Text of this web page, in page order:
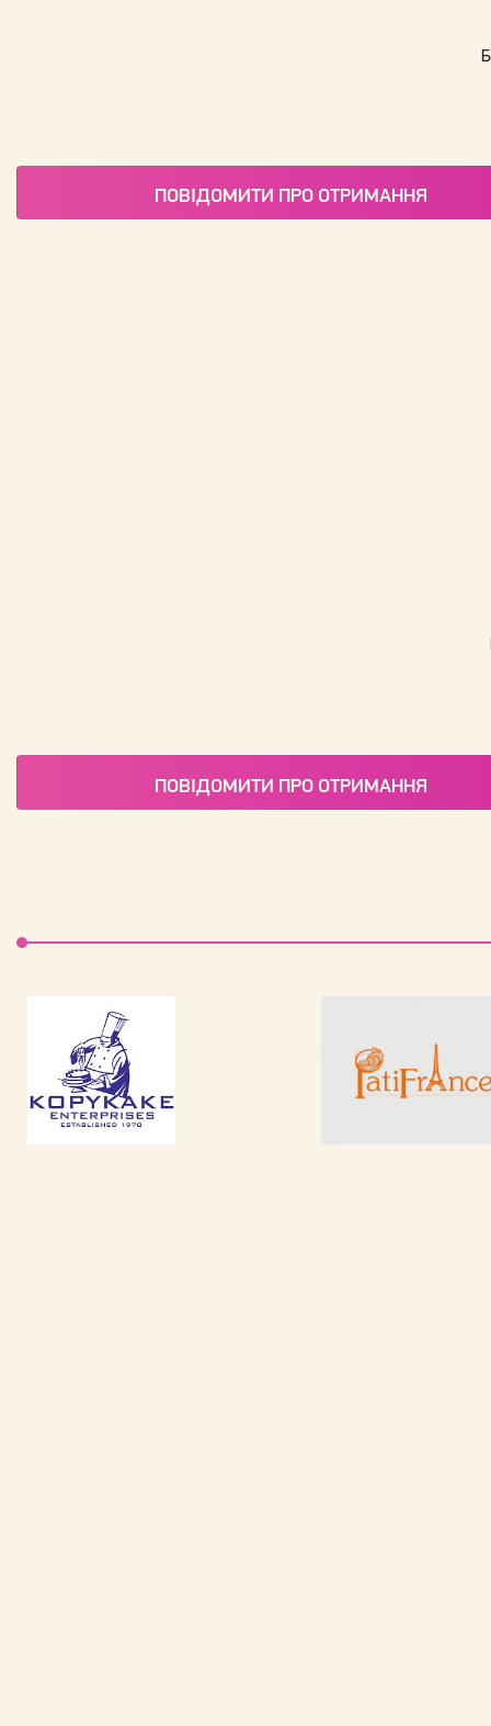
ПОВІДОМИТИ ПРО ОТРИМАННЯ
ПОВІДОМИТИ ПРО ОТРИМАННЯ